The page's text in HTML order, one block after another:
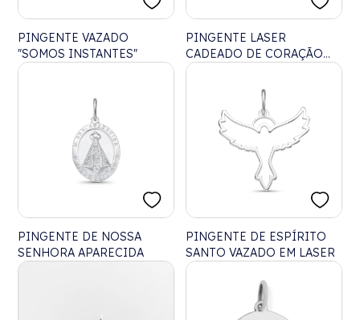
PINGENTE VAZADO
"SOMOS INSTANTES"
PINGENTE LASER
CADEADO DE CORAÇÃO
VAZADO
PINGENTE DE NOSSA
SENHORA APARECIDA
PINGENTE DE ESPÍRITO
SANTO VAZADO EM LASER